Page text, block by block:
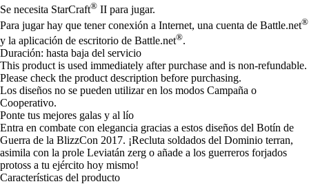
Available actions
Se necesita StarCraft® II para jugar.
Para jugar hay que tener conexión a Internet, una cuenta de Battle.net®
y la aplicación de escritorio de Battle.net®.
Duración: hasta baja del servicio
This product is used immediately after purchase and is non-refundable.
Please check the product description before purchasing.
Los diseños no se pueden utilizar en los modos Campaña o
Cooperativo.
Ponte tus mejores galas y al lío
Entra en combate con elegancia gracias a estos diseños del Botín de
Guerra de la BlizzCon 2017. ¡Recluta soldados del Dominio terran,
asimila con la prole Leviatán zerg o añade a los guerreros forjados
protoss a tu ejército hoy mismo!
Características del producto